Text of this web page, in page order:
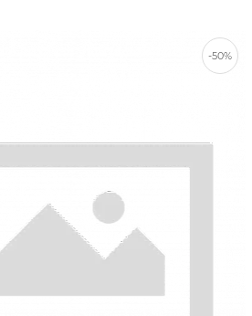
-50%